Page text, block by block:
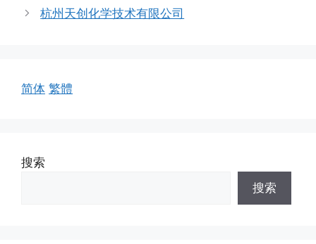
杭州天创化学技术有限公司
简体 繁體
搜索
搜索